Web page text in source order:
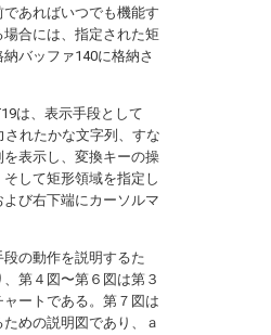
あればいつでも機能す
合には、指定された矩
バッファ140に格納さ
は、表示手段として
れたかな文字列、すな
表示し、変換キーの操
して矩形領域を指定し
び右下端にカーソルマ
の動作を説明するた
第４図〜第６図は第３
ートである。第７図は
めの説明図であり、ａ